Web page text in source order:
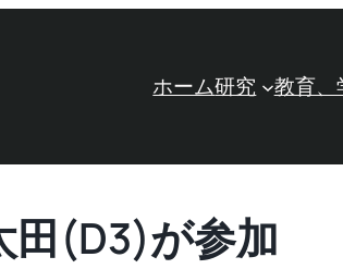
ホーム研究 教育、
田(D3)が参加